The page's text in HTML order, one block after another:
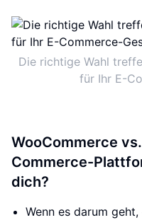
Die richtige Wahl
für Ihr E-
WooCommerce
Commerce-
dich?
Wenn es darum